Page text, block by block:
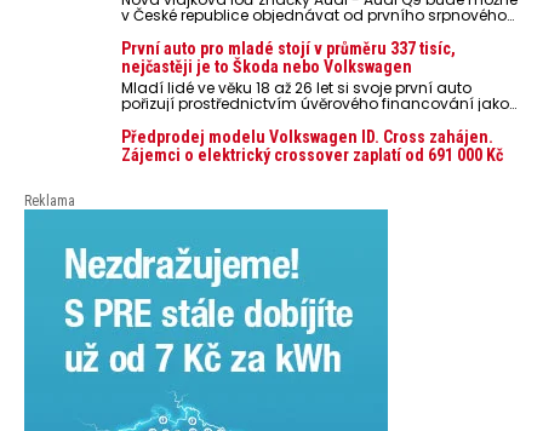
zvýšit riziko požáru.
v České republice objednávat od prvního srpnového
První auto pro mladé stojí v průměru 337 tisíc,
nejčastěji je to Škoda nebo Volkswagen
Mladí lidé ve věku 18 až 26 let si svoje první auto
pořizují prostřednictvím úvěrového financování jako
auto. Průměrná pořizovací cena vozu dosahuje 337
tisíc korun a průměrná financovaná částka
přesahuje 251 tisíc korun. Vyplývá to z dat Leasingu
Předprodej modelu Volkswagen ID. Cross zahájen.
Zájemci o elektrický crossover zaplatí od 691 000 Kč
Reklama